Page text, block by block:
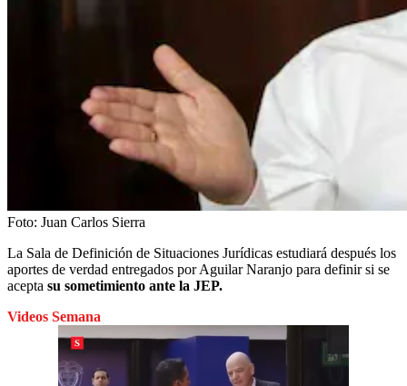
Foto: Juan Carlos Sierra
La Sala de Definición de Situaciones Jurídicas estudiará después los
aportes de verdad entregados por Aguilar Naranjo para definir si se
acepta su sometimiento ante la JEP.
Videos Semana